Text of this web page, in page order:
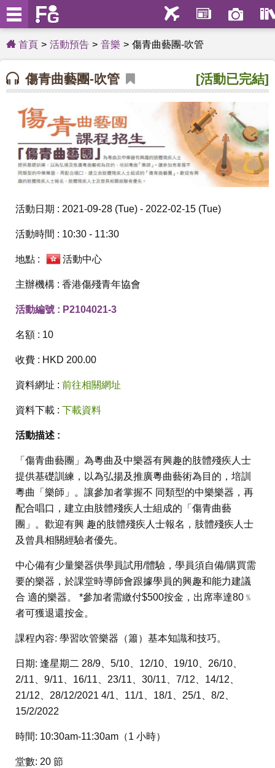
首頁 活動預告 音樂 傷青曲藝團-吹管
[活動已完結]
傷青曲藝團-吹管
活動日期 : 2021-09-28 (Tue) - 2022-02-15 (Tue)
活動時間 : 10:30 - 11:30
地點 : 活動中心
主辦機構 : 香港傷殘青年協會
活動編號 : P2104021-3
名額 : 10
收費 : HKD 200.00
資料網址 : 前往相關網址
資料下載 : 下載資料
活動描述 :
「傷青曲藝團」為粵曲及中樂器有興趣的肢體殘疾人士
提供基礎訓練，以為弘揚及推廣粵曲藝術為目的，培訓
粵曲「樂師」。讓參加者掌握不 同類型的中樂樂器，再
配合唱口，建立由肢體殘疾人士組成的「傷青曲藝
團」。歡迎有興 趣的肢體殘疾人士報名，肢體殘疾人士
及曾具相關經驗者優先。
中心備有少量樂器供學員試用/體驗，學員須自備/購買需
要的樂器，於課堂時導師會跟據學員的興趣和能力建議
合 適的樂器。 *參加者需繳付$500按金，出席率達80﹪
者可獲退還按金。
課程內容: 學習吹管樂器（簫）基本知識和技巧。
日期: 逢星期二 28/9、5/10、12/10、19/10、26/10、
2/11、9/11、16/11、23/11、30/11、7/12、14/12、
21/12、28/12/2021 4/1、11/1、18/1、25/1、8/2、
15/2/2022
時間: 10:30am-11:30am（1 小時）
堂數: 20 節